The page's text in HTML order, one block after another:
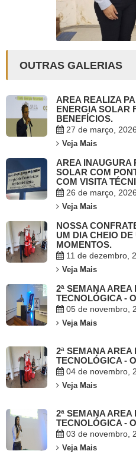
OUTRAS GALERIAS
AREA REALIZA
ENERGIA SOLAR
BENEFÍCIOS.
27 de março, 2026
Veja Mais
AREA INAUGURA
SOLAR COM
COM VISITA
26 de março, 2026
Veja Mais
NOSSA
UM DIA CHEIO
MOMENTOS.
11 de dezembro,
Veja Mais
2ª SEMANA AREA
TECNOLÓGICA -
05 de novembro,
Veja Mais
2ª SEMANA AREA
TECNOLÓGICA -
04 de novembro,
Veja Mais
2ª SEMANA AREA
TECNOLÓGICA -
03 de novembro,
Veja Mais